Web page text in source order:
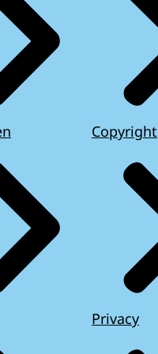
Copyright
Privacy